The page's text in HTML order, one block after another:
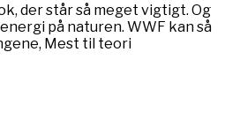
der står så meget vigtigt. Og
på naturen. WWF kan så
Mest til teori